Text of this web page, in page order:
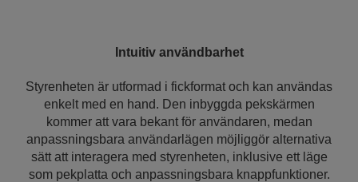
Intuitiv användbarhet
Styrenheten är utformad i fickformat och kan användas
enkelt med en hand. Den inbyggda pekskärmen
kommer att vara bekant för användaren, medan
anpassningsbara användarlägen möjliggör alternativa
sätt att interagera med styrenheten, inklusive ett läge
som pekplatta och anpassningsbara knappfunktioner.